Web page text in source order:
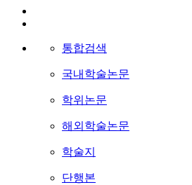
통합검색
국내학술논문
학위논문
해외학술논문
학술지
단행본